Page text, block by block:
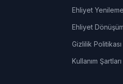
Ehliyet Yenileme
Ehliyet
Gizlilik Politikası
Kullanım Şartları